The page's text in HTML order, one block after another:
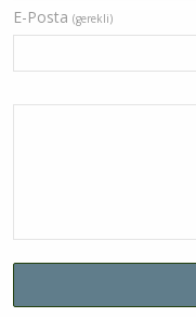
E-Posta (gerekli)